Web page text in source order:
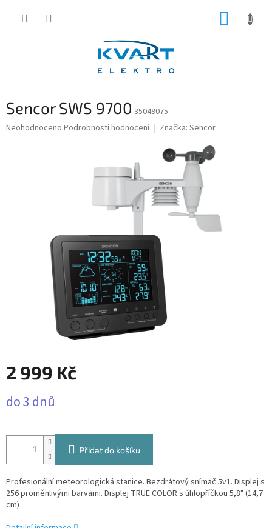
Sencor SWS 9700 35049075
Průměrné
Neohodnoceno Podrobnosti hodnocení Značka: Sencor
2 999 Kč
cena:
do 3 dnů
Přidat do košíku
Profesionální meteorologická stanice. Bezdrátový snímač 5v1. Displej s
256 proměnlivými barvami. Displej TRUE COLOR s úhlopříčkou 5,8" (14,7
cm)